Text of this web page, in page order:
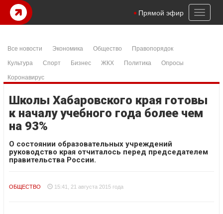
Toggle
Прямой эфир
Все новости Экономика Общество
Правопорядок
Культура
Спорт Бизнес ЖКХ Политика
Опросы
Коронавирус
Школы Хабаровского края готовы
к началу учебного года более чем
на 93%
О состоянии образовательных учреждений
руководство края отчиталось перед председателем
правительства России.
ОБЩЕСТВО 15:41, 21 августа 2015 года